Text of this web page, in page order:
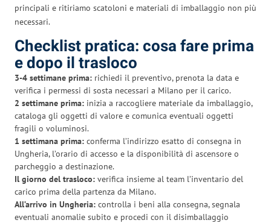
principali e ritiriamo scatoloni e materiali di imballaggio non più
necessari.
Checklist pratica: cosa fare prima
e dopo il trasloco
3-4 settimane prima: richiedi il preventivo, prenota la data e
verifica i permessi di sosta necessari a Milano per il carico.
2 settimane prima: inizia a raccogliere materiale da imballaggio,
cataloga gli oggetti di valore e comunica eventuali oggetti
fragili o voluminosi.
1 settimana prima: conferma l’indirizzo esatto di consegna in
Ungheria, l’orario di accesso e la disponibilità di ascensore o
parcheggio a destinazione.
Il giorno del trasloco: verifica insieme al team l’inventario del
carico prima della partenza da Milano.
All’arrivo in Ungheria: controlla i beni alla consegna, segnala
eventuali anomalie subito e procedi con il disimballaggio